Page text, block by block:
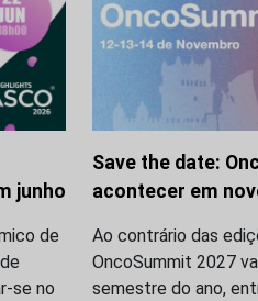
junho
de
se no
Save the date:
acontecer em
Ao contrário das
OncoSummit 2027
semestre do ano,